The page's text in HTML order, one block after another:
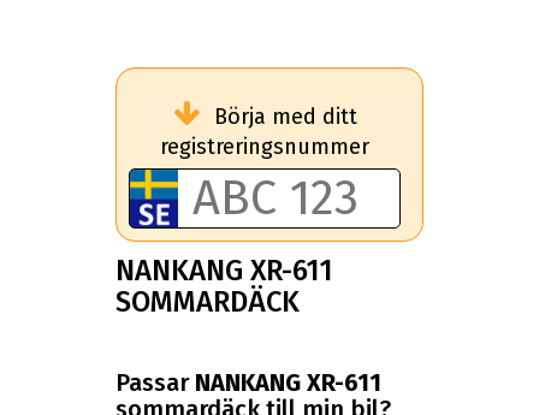
Börja med ditt
registreringsnummer
NANKANG XR-611
SOMMARDÄCK
Passar NANKANG XR-611
sommardäck till min bil?